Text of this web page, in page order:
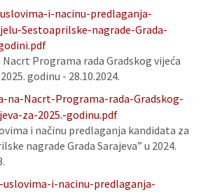
i-nacinu-predlaganja-
Sestoaprilske-nagrade-Grada-
Programa rada Gradskog vijeća
godinu - 28.10.2024.
na-Nacrt-Programa-rada-Gradskog-
za-2025.-godinu.pdf
i načinu predlaganja kandidata za
nagrade Grada Sarajeva” u 2024.
uslovima-i-nacinu-predlaganja-